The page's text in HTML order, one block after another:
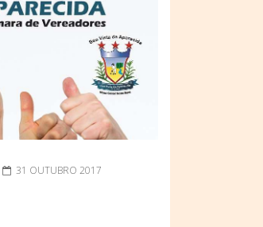
31 OUTUBRO 2017